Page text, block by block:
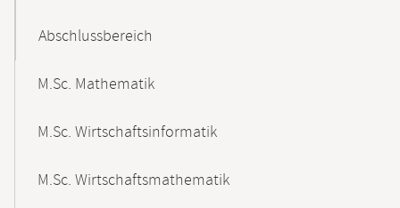
Abschlussbereich
M.Sc. Mathematik
M.Sc. Wirtschaftsinformatik
M.Sc. Wirtschaftsmathematik